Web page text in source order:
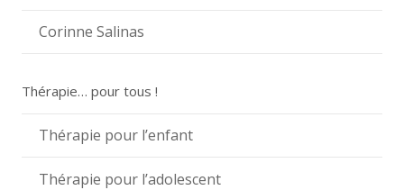
Corinne Salinas
Thérapie… pour tous !
Thérapie pour l’enfant
Thérapie pour l’adolescent